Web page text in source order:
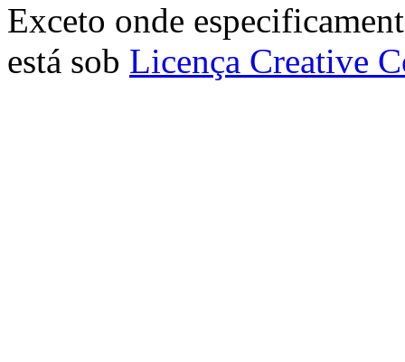
Exceto onde
está sob Licença Creative